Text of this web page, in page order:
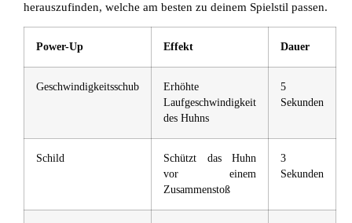
herauszufinden, welche am besten zu deinem Spielstil passen.
Power-Up Effekt Dauer
Geschwindigkeitsschub
Erhöhte
Laufgeschwindigkeit
des Huhns
5
Sekunden
Schild
Schützt das Huhn
vor einem
Zusammenstoß
3
Sekunden